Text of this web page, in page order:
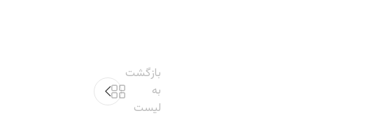
بازگشت
به
لیست